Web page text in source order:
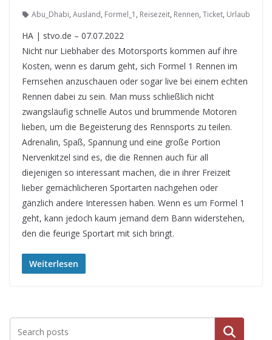
Abu_Dhabi, Ausland, Formel_1 , Reisezeit, Rennen, Ticket, Urlaub
HA | stvo.de – 07.07.2022
Nicht nur Liebhaber des Motorsports kommen auf ihre
Kosten, wenn es darum geht, sich Formel 1 Rennen im
Fernsehen anzuschauen oder sogar live bei einem echten
Rennen dabei zu sein. Man muss schließlich nicht
zwangsläufig schnelle Autos und brummende Motoren
lieben, um die Begeisterung des Rennsports zu teilen.
Adrenalin, Spaß, Spannung und eine große Portion
Nervenkitzel sind es, die die Rennen auch für all
diejenigen so interessant machen, die in ihrer Freizeit
lieber gemächlicheren Sportarten nachgehen oder
gänzlich andere Interessen haben. Wenn es um Formel 1
geht, kann jedoch kaum jemand dem Bann widerstehen,
den die feurige Sportart mit sich bringt.
Weiterlesen
Suche